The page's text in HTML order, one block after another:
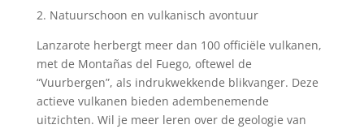
2. Natuurschoon en vulkanisch avontuur
Lanzarote herbergt meer dan 100 officiële vulkanen,
met de Montañas del Fuego, oftewel de
“Vuurbergen”, als indrukwekkende blikvanger. Deze
actieve vulkanen bieden adembenemende
uitzichten. Wil je meer leren over de geologie van